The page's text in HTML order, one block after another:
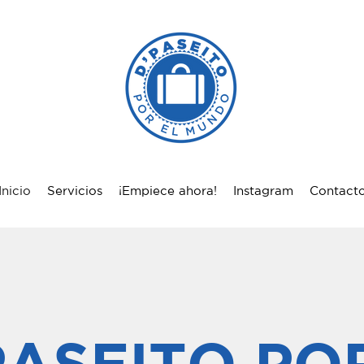
Servicios ¡Empiece ahora! Instagram